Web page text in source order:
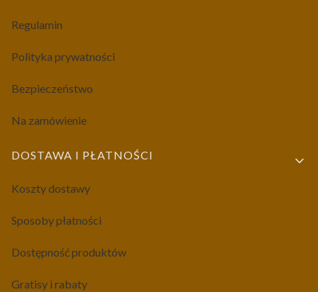
Regulamin
Polityka prywatności
Bezpieczeństwo
Na zamówienie
DOSTAWA I PŁATNOŚCI
Koszty dostawy
Sposoby płatności
Dostępność produktów
Gratisy i rabaty